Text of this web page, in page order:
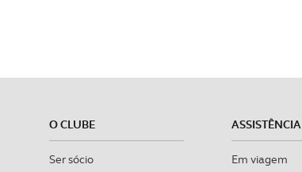
O CLUBE
Ser sócio
ASSISTÊNCIA
Em viagem